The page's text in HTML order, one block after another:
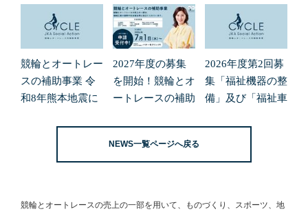
競輪とオートレー
スの補助事業 令
和8年熊本地震に
2027年度の募集
を開始！競輪とオ
ートレースの補助
2026年度第2回募
集「福祉機器の整
備」及び「福祉車
NEWS一覧ページへ戻る
競輪とオートレースの売上の一部を用いて、
ものづくり、スポーツ、地